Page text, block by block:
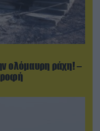
ολόμαυρη ράχη! –